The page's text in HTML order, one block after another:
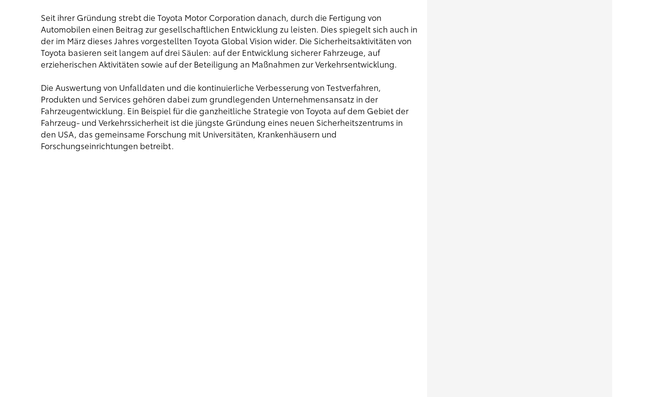
Seit ihrer Gründung strebt die Toyota Motor Corporation danach, durch die Fertigung von
Automobilen einen Beitrag zur gesellschaftlichen Entwicklung zu leisten. Dies spiegelt sich auch in
der im März dieses Jahres vorgestellten Toyota Global Vision wider. Die Sicherheitsaktivitäten von
Toyota basieren seit langem auf drei Säulen: auf der Entwicklung sicherer Fahrzeuge, auf
erzieherischen Aktivitäten sowie auf der Beteiligung an Maßnahmen zur Verkehrsentwicklung.
Die Auswertung von Unfalldaten und die kontinuierliche Verbesserung von Testverfahren,
Produkten und Services gehören dabei zum grundlegenden Unternehmensansatz in der
Fahrzeugentwicklung. Ein Beispiel für die ganzheitliche Strategie von Toyota auf dem Gebiet der
Fahrzeug- und Verkehrssicherheit ist die jüngste Gründung eines neuen Sicherheitszentrums in
den USA, das gemeinsame Forschung mit Universitäten, Krankenhäusern und
Forschungseinrichtungen betreibt.